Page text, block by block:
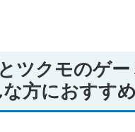
ツクモのゲ
方におすすめ